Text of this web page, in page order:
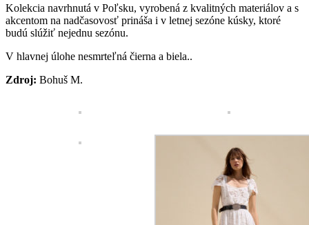
Kolekcia navrhnutá v Poľsku, vyrobená z kvalitných materiálov a s
akcentom na nadčasovosť prináša i v letnej sezóne kúsky, ktoré
budú slúžiť nejednu sezónu.
V hlavnej úlohe nesmrteľná čierna a biela..
Zdroj: Bohuš M.